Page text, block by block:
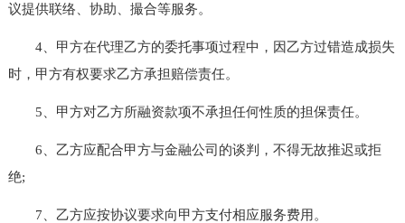
议提供联络、协助、撮合等服务。
4、甲方在代理乙方的委托事项过程中，因乙方过错造成损失
时，甲方有权要求乙方承担赔偿责任。
5、甲方对乙方所融资款项不承担任何性质的担保责任。
6、乙方应配合甲方与金融公司的谈判，不得无故推迟或拒
绝;
7、乙方应按协议要求向甲方支付相应服务费用。